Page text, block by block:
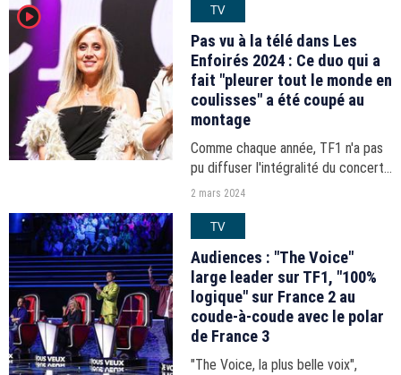
player2 TV
Pas vu à la télé dans Les
Enfoirés 2024 : Ce duo qui a
fait "pleurer tout le monde en
coulisses" a été coupé au
montage
Comme chaque année, TF1 n'a pas
pu diffuser l'intégralité du concert
des Enfoirés qui dure en réalité plus
2 mars 2024
TV
Audiences : "The Voice"
large leader sur TF1, "100%
logique" sur France 2 au
coude-à-coude avec le polar
de France 3
"The Voice, la plus belle voix",